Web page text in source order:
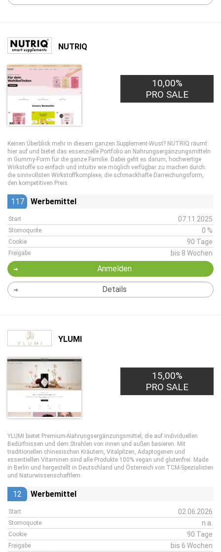
NUTRIQ
10,00%
PRO SALE
Keinen Überblick mehr in diesem ganzen Supplement-Wust? NUTRIQ räumt
hier auf und bietet das essenzielle Portfolio an Nahrungsergänzungsmitteln
in Gummy-Form für die ganze Familie. Dabei geht es darum, hochwertige
Wirkstoffe so einfach und intuitiv wie möglich verfügbar zu machen durch:
die sinnvollsten Wirkstoffkomplexe, die schmackhafte Darreichungsform,
den kompetitiven Preis.
117 Werbemittel
Start 07.11.2025
Stornoquote 0 %
Cookie 90 Tage
Freigabe bis 8 Wochen
Anmelden
Details
YLUMI
15,00%
PRO SALE
YLUMI bietet Premium-Nahrungsergänzungsmittel, die auf individuellen
Bedürfnissen und dem Strahlen von innen und außen basieren. Mit
traditionellen chinesischen Kräutern, Vitalpilzen, Adaptogenen und
essentiellen Vitaminen sind alle Produkte 100% vegan und glutenfrei. Made
in Berlin und hergestellt in Deutschland und Österreich von TCM-Spezialisten
und Naturwissenschaftlern.
12 Werbemittel
Start 02.06.2026
Stornoquote n.a.
Cookie 90 Tage
Freigabe bis 6 Wochen